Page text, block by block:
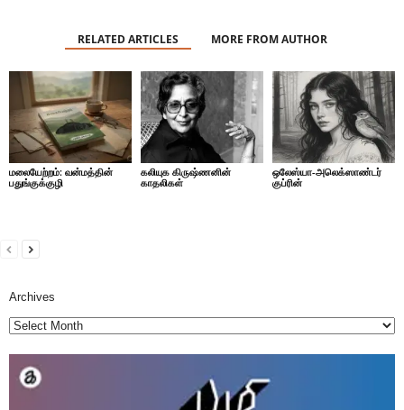
RELATED ARTICLES MORE FROM AUTHOR
மலையேற்றம்: வன்மத்தின்
பதுங்குக்குழி
கலியுக கிருஷ்ணனின்
காதலிகள்
ஒலேஸ்யா-அலெக்ஸாண்டர்
குப்ரின்
Archives